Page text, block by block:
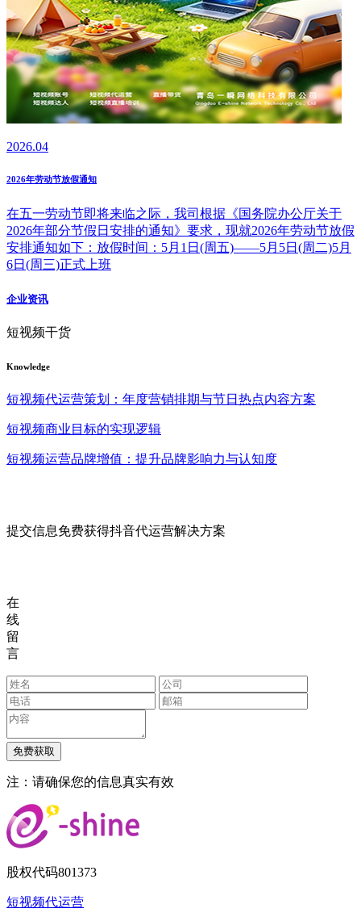
2026.04
2026年劳动节放假通知
在五一劳动节即将来临之际，我司根据《国务院办公厅关于
2026年部分节假日安排的通知》要求，现就2026年劳动节放假
安排通知如下：放假时间：5月1日(周五)——5月5日(周二)5月
6日(周三)正式上班
企业资讯
短视频干货
Knowledge
短视频代运营策划：年度营销排期与节日热点内容方案
短视频商业目标的实现逻辑
短视频运营品牌增值：提升品牌影响力与认知度
提交信息免费获得抖音代运营解决方案
在
线
留
言
注：请确保您的信息真实有效
股权代码801373
短视频代运营